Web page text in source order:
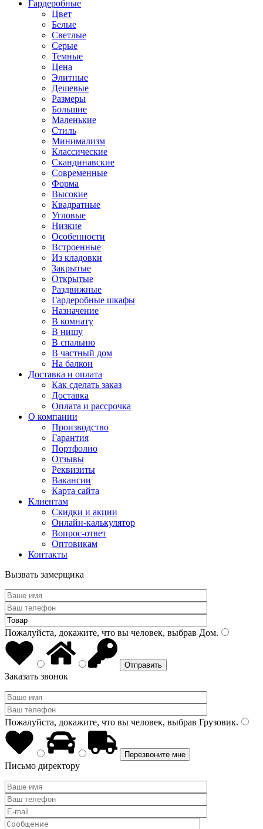
Гардеробные
Цвет
Белые
Светлые
Серые
Темные
Цена
Элитные
Дешевые
Размеры
Большие
Маленькие
Стиль
Минимализм
Классические
Скандинавские
Современные
Форма
Высокие
Квадратные
Угловые
Низкие
Особенности
Встроенные
Из кладовки
Закрытые
Открытые
Раздвижные
Гардеробные шкафы
Назначение
В комнату
В нишу
В спальню
В частный дом
На балкон
Доставка и оплата
Как сделать заказ
Доставка
Оплата и рассрочка
О компании
Производство
Гарантия
Портфолио
Отзывы
Реквизиты
Вакансии
Карта сайта
Клиентам
Скидки и акции
Онлайн-калькулятор
Вопрос-ответ
Оптовикам
Контакты
Вызвать замерщика
Пожалуйста, докажите, что вы человек, выбрав Дом.
Заказать звонок
Пожалуйста, докажите, что вы человек, выбрав Грузовик.
Письмо директору